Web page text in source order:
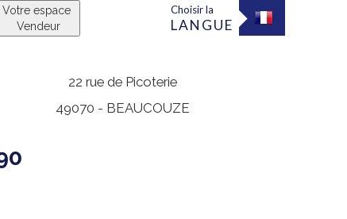
Votre espace
Vendeur
Choisir la
LANGUE
22 rue de Picoterie
49070 - BEAUCOUZE